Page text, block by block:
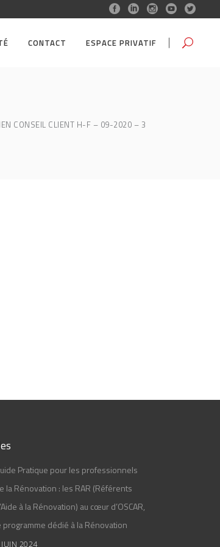
CONTACT ESPACE PRIVATIF
CONSEIL CLIENT H-F – 09-2020 – 3
Pratique pour les professionnels
la Rénovation : les RAR (Référents
à la Rénovation) au cœur d’OSCAR,
programme dédié à la Rénovation
2024